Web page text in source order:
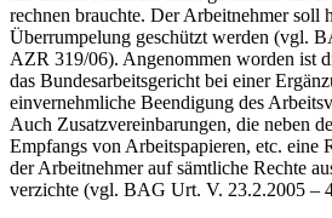
rechnen brauchte. Der Arbeitnehmer soll
Überrumpelung geschützt werden (vgl.
AZR 319/06). Angenommen worden ist
das Bundesarbeitsgericht bei einer
einvernehmliche Beendigung des
Auch Zusatzvereinbarungen, die neben
Empfangs von Arbeitspapieren, etc. eine
der Arbeitnehmer auf sämtliche Rechte
verzichte (vgl. BAG Urt. V. 23.2.2005 –